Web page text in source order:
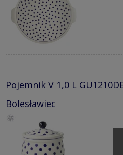
Pojemnik V 1,0 L
Bolesławiec